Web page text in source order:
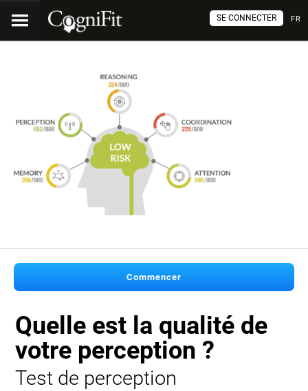
FR
SE CONNECTER
Commencer
Quelle est la qualité de
votre perception ?
Test de perception